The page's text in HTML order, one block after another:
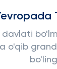
davlati
o'qib